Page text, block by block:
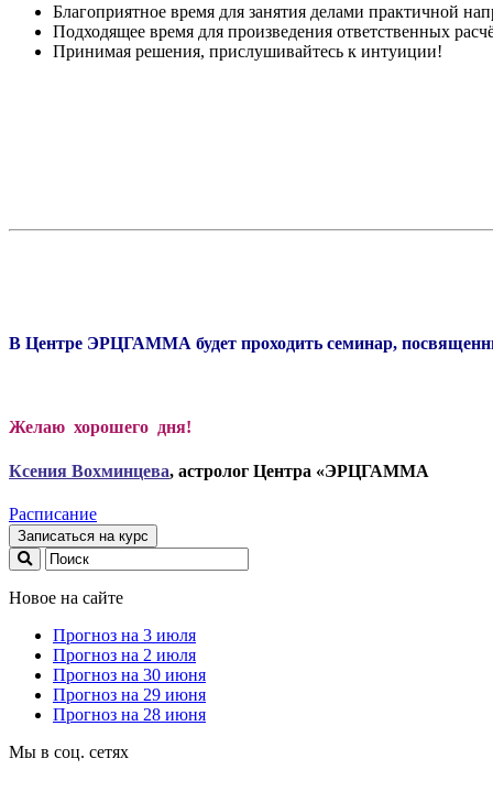
Благоприятное время для занятия делами практичной
Подходящее время для произведения ответственных
Принимая решения, прислушивайтесь к интуиции!
В Центре ЭРЦГАММА будет проходить семинар,
Желаю хорошего дня!
Ксения Вохминцева, астролог Центра «ЭРЦГАММА
Расписание
Записаться на курс
Новое на сайте
Прогноз на 3 июля
Прогноз на 2 июля
Прогноз на 30 июня
Прогноз на 29 июня
Прогноз на 28 июня
Мы в соц. сетях